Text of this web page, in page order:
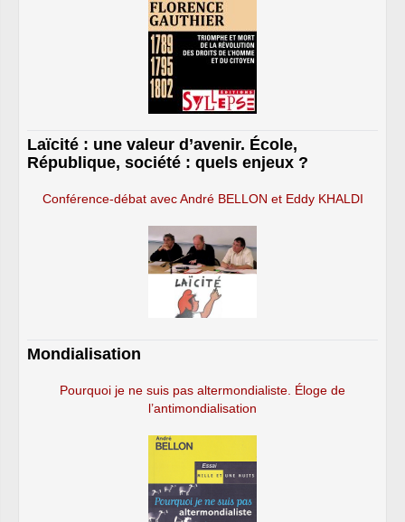
Laïcité : une valeur d’avenir. École,
République, société : quels enjeux ?
Conférence-débat avec André BELLON et Eddy KHALDI
Mondialisation
Pourquoi je ne suis pas altermondialiste. Éloge de
l’antimondialisation